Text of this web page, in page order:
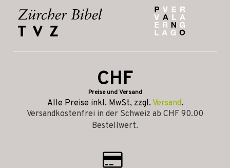
CHF
Preise und Versand
Alle Preise inkl. MwSt, zzgl. Versand.
Versandkostenfrei in der Schweiz ab CHF 90.00
Bestellwert.